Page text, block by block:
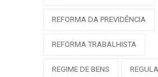
REFORMA DA PREVIDÊNCIA
REFORMA TRABALHISTA
REGIME DE BENS